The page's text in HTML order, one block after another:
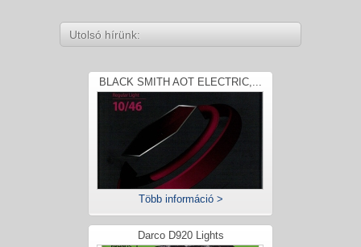
Utolsó hírünk:
BLACK SMITH AOT ELECTRIC,...
Több információ >
Darco D920 Lights